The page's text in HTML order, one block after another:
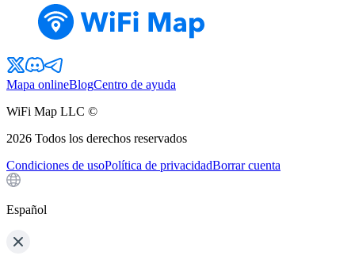
Mapa onlineBlogCentro de ayuda
WiFi Map LLC ©
2026 Todos los derechos reservados
Condiciones de usoPolítica de privacidadBorrar cuenta
Español